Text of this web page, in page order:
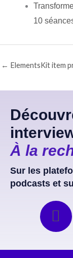
10
← ElementsKit item
À la
Sur les
podcasts et